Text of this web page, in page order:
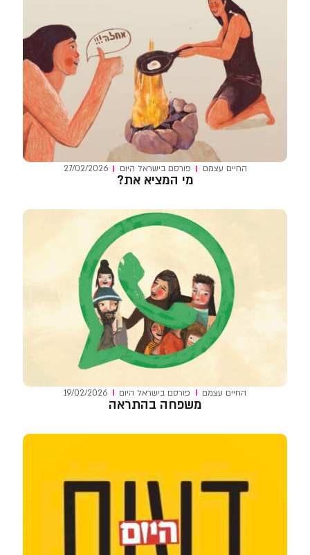
החיים עצמם פורסם בישראל היום 27/02/2026
מי המציא את?
החיים עצמם פורסם בישראל היום 19/02/2026
משפחה בהתראה